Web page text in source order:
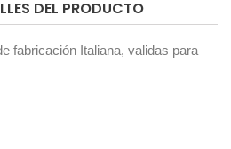
DEL PRODUCTO
fabricación Italiana, validas para